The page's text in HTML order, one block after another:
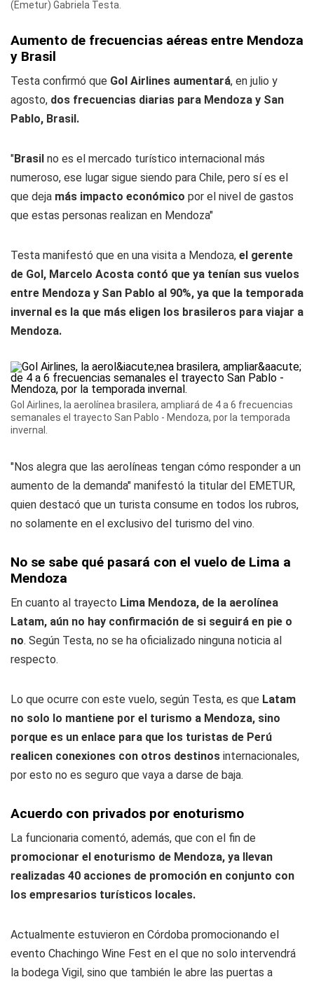
(Emetur) Gabriela Testa.
Aumento de frecuencias aéreas entre Mendoza
y Brasil
Testa confirmó que Gol Airlines aumentará, en julio y
agosto, dos frecuencias diarias para Mendoza y San
Pablo, Brasil.
"Brasil no es el mercado turístico internacional más
numeroso, ese lugar sigue siendo para Chile, pero sí es el
que deja más impacto económico por el nivel de gastos
que estas personas realizan en Mendoza"
Testa manifestó que en una visita a Mendoza, el gerente
de Gol, Marcelo Acosta contó que ya tenían sus vuelos
entre Mendoza y San Pablo al 90%, ya que la temporada
invernal es la que más eligen los brasileros para viajar a
Mendoza.
Gol Airlines, la aerolínea brasilera, ampliará de 4 a 6 frecuencias
semanales el trayecto San Pablo - Mendoza, por la temporada
invernal.
"Nos alegra que las aerolíneas tengan cómo responder a un
aumento de la demanda" manifestó la titular del EMETUR,
quien destacó que un turista consume en todos los rubros,
no solamente en el exclusivo del turismo del vino.
No se sabe qué pasará con el vuelo de Lima a
Mendoza
En cuanto al trayecto Lima Mendoza, de la aerolínea
Latam, aún no hay confirmación de si seguirá en pie o
no. Según Testa, no se ha oficializado ninguna noticia al
respecto.
Lo que ocurre con este vuelo, según Testa, es que Latam
no solo lo mantiene por el turismo a Mendoza, sino
porque es un enlace para que los turistas de Perú
realicen conexiones con otros destinos internacionales,
por esto no es seguro que vaya a darse de baja.
Acuerdo con privados por enoturismo
La funcionaria comentó, además, que con el fin de
promocionar el enoturismo de Mendoza, ya llevan
realizadas 40 acciones de promoción en conjunto con
los empresarios turísticos locales.
Actualmente estuvieron en Córdoba promocionando el
evento Chachingo Wine Fest en el que no solo intervendrá
la bodega Vigil, sino que también le abre las puertas a